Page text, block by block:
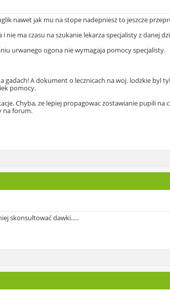
nawet jak mu na stope nadepniesz to jeszcze
ma czasu na szukanie lekarza specjalisty z danej
urwanego ogona nie wymagaja pomocy specjalisty.
A dokument o lecznicach na woj. lodzkie byl
pomocy.
Chyba, ze lepiej propagowac zostawianie pupili na
na forum.
skonsultować dawki.....